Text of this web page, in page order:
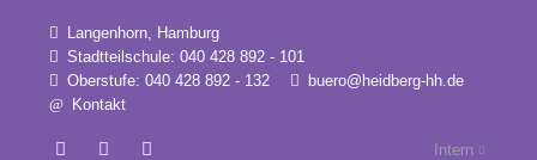
Langenhorn, Hamburg
Stadtteilschule: 040 428 892 - 101
Oberstufe: 040 428 892 - 132
buero@heidberg-hh.de
Kontakt
Intern